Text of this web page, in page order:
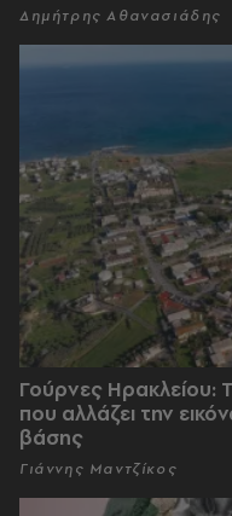
Δημήτρης Αθανασιάδης
Γούρνες
που αλλάζει την
βάσης
Γιάννης Μαντζίκος